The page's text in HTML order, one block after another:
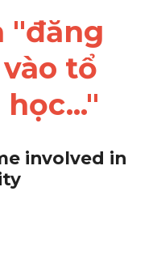
"đăng
tổ
involved in